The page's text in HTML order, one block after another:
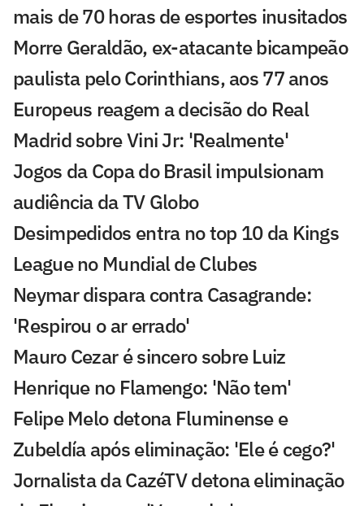
mais de 70 horas de esportes inusitados
Morre Geraldão, ex-atacante bicampeão
paulista pelo Corinthians, aos 77 anos
Europeus reagem a decisão do Real
Madrid sobre Vini Jr: 'Realmente'
Jogos da Copa do Brasil impulsionam
audiência da TV Globo
Desimpedidos entra no top 10 da Kings
League no Mundial de Clubes
Neymar dispara contra Casagrande:
'Respirou o ar errado'
Mauro Cezar é sincero sobre Luiz
Henrique no Flamengo: 'Não tem'
Felipe Melo detona Fluminense e
Zubeldía após eliminação: 'Ele é cego?'
Jornalista da CazéTV detona eliminação